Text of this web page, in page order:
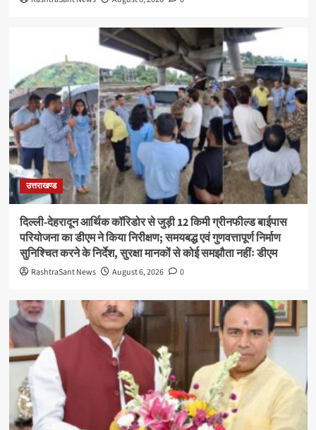
उत्तराखण्ड
दिल्ली-देहरादून आर्थिक कॉरिडोर से जुड़ी 12 किमी ग्रीनफील्ड बाईपास
परियोजना का डीएम ने किया निरीक्षण; समयबद्ध एवं गुणवत्तापूर्ण निर्माण
सुनिश्चित करने के निर्देश, सुरक्षा मानकों से कोई समझौता नहींः डीएम
RashtraSant News August 6, 2026 0